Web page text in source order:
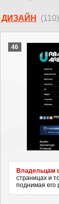
ДИЗАЙН (110)
46
Владельцам
страницах и
поднимая его